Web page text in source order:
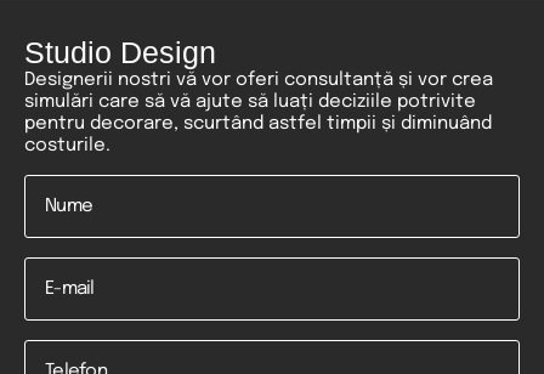
Studio Design
Designerii nostri vă vor oferi consultanță și vor crea
simulări care să vă ajute să luați deciziile potrivite
pentru decorare, scurtând astfel timpii și diminuând
costurile.
Nume
Email
Telefon